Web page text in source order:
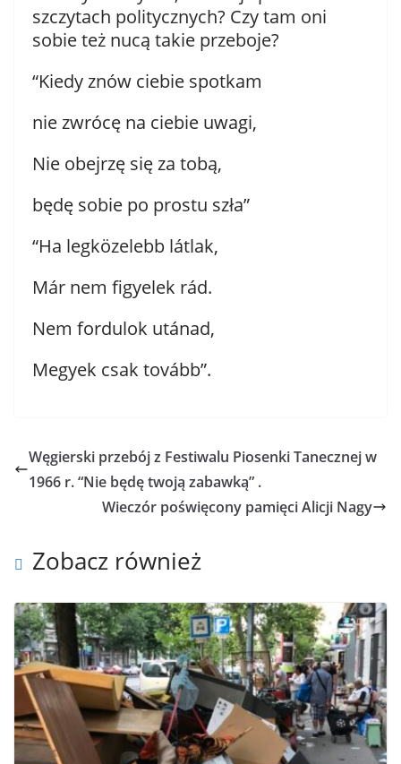
szczytach politycznych? Czy tam oni
sobie też nucą takie przeboje?
“Kiedy znów ciebie spotkam
nie zwrócę na ciebie uwagi,
Nie obejrzę się za tobą,
będę sobie po prostu szła”
“Ha legközelebb látlak,
Már nem figyelek rád.
Nem fordulok utánad,
Megyek csak tovább”.
Węgierski przebój z Festiwalu Piosenki Tanecznej w
1966 r. “Nie będę twoją zabawką” .
Wieczór poświęcony pamięci Alicji Nagy
Zobacz również